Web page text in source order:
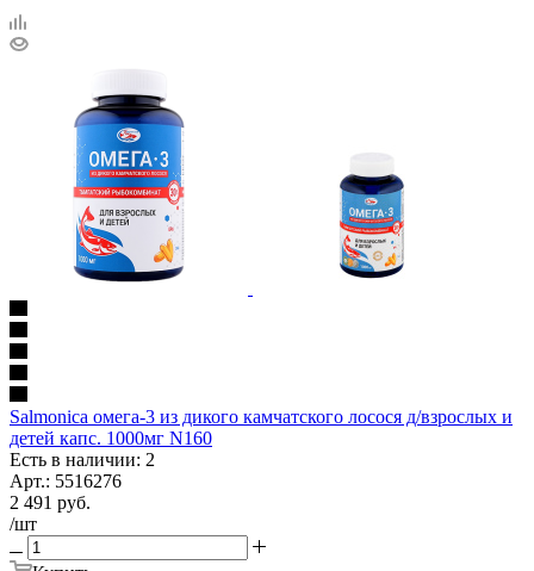
Salmoniсa омега-3 из дикого камчатского лосося д/взрослых и
детей капс. 1000мг N160
Есть в наличии: 2
Арт.: 5516276
2 491 руб.
/шт